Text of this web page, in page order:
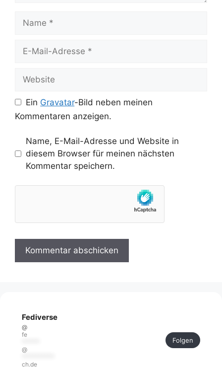
Mail-
Ein Gravatar-Bild neben meinen
Kommentaren anzeigen.
Name, E-Mail-Adresse und Website in
diesem Browser für meinen nächsten
Kommentar speichern.
Fediverse
@
fe
@
ch.de
Folgen